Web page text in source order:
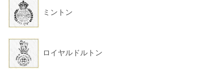
ミントン
ロイヤルドルトン